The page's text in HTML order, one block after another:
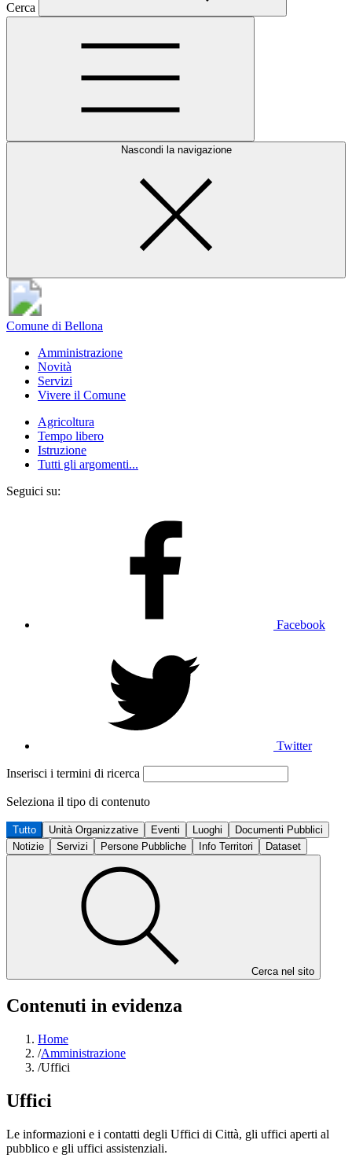
Cerca
Nascondi la navigazione
Comune di Bellona
Amministrazione
Novità
Servizi
Vivere il Comune
Agricoltura
Tempo libero
Istruzione
Tutti gli argomenti...
Seguici su:
Facebook
Twitter
Inserisci i termini di ricerca
Seleziona il tipo di contenuto
Tutto Unità Organizzative Eventi Luoghi
Documenti Pubblici
Notizie
Servizi Persone Pubbliche Info Territori Dataset
Cerca nel sito
Contenuti in evidenza
Home
/Amministrazione
/Uffici
Uffici
Le informazioni e i contatti degli Uffici di Città, gli uffici aperti al
pubblico e gli uffici assistenziali.